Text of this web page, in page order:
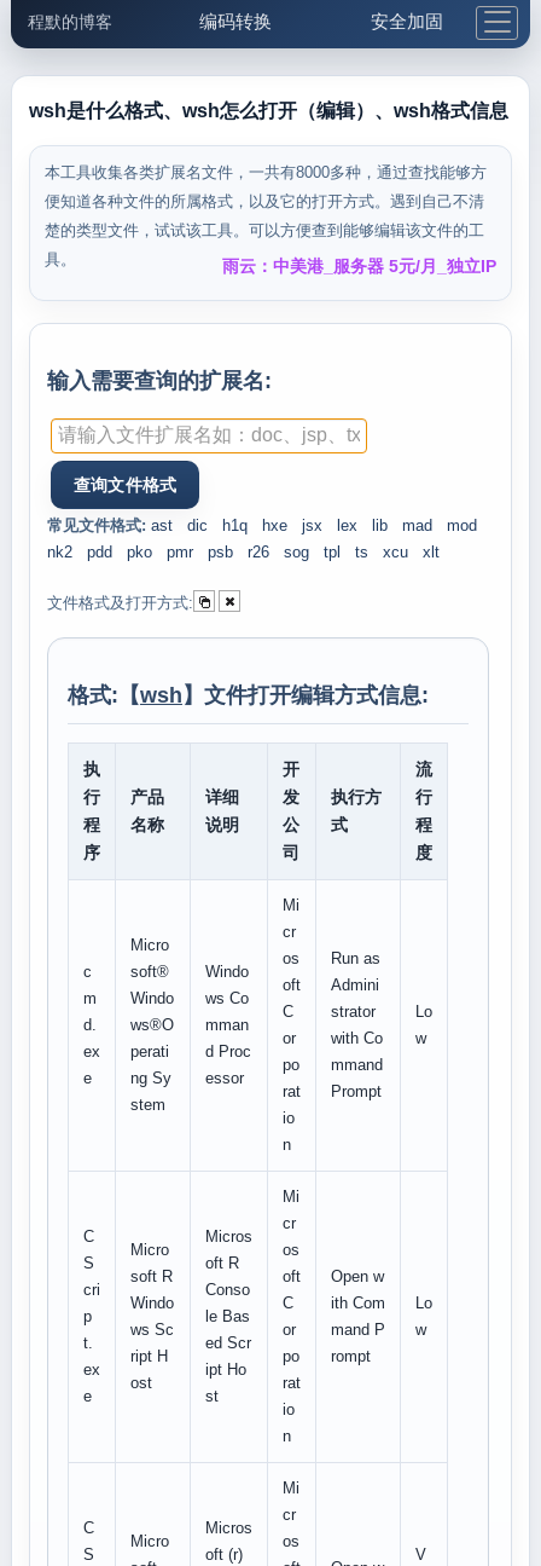
程默的博客 编码转换 安全加固
邮件工具 生活便民 更多工具
5.1支付宝大红包
wsh是什么格式、wsh怎么打开（编辑）、wsh格式信息
本工具收集各类扩展名文件，一共有8000多种，通过查找能够方
便知道各种文件的所属格式，以及它的打开方式。遇到自己不清
楚的类型文件，试试该工具。可以方便查到能够编辑该文件的工
具。
雨云：中美港_服务器 5元/月_独立IP
输入需要查询的扩展名:
常见文件格式: ast dic h1q hxe jsx lex lib mad
mod
nk2
pdd pko pmr psb r26 sog tpl ts xcu xlt
文件格式及打开方式:
格式:【wsh 】文件打开编辑方式信息:
执
行
程
序
产品
名称
详细
说明
开
发
公
司
执行方
式
流
行
程
度
c
m
d.
ex
e
Micro
soft®
Windo
ws®O
perati
ng Sy
stem
Windo
ws Co
mman
d Proc
essor
Mi
cr
os
oft
C
or
po
rat
io
n
Run as
Admini
strator
with Co
mmand
Prompt
Lo
w
C
S
cri
p
t.
ex
e
Micro
soft R
Windo
ws Sc
ript H
ost
Micros
oft R
Conso
le Bas
ed Scr
ipt Ho
st
Mi
cr
os
oft
C
or
po
rat
io
n
Open w
ith Com
mand P
rompt
Lo
w
C
S
Micro
Micros
oft (r)
Mi
cr
os
V